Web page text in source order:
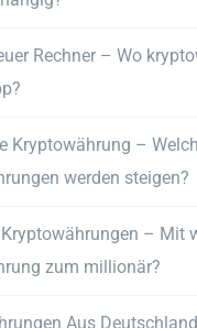
Rechner – Wo
Kryptowährung –
werden steigen?
– Mit
zum millionär?
Aus